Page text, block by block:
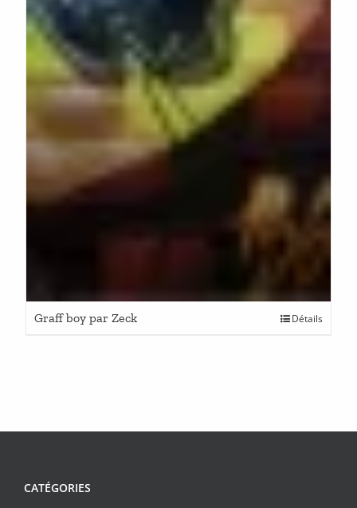
Graff boy par Zeck Détails
CATÉGORIES